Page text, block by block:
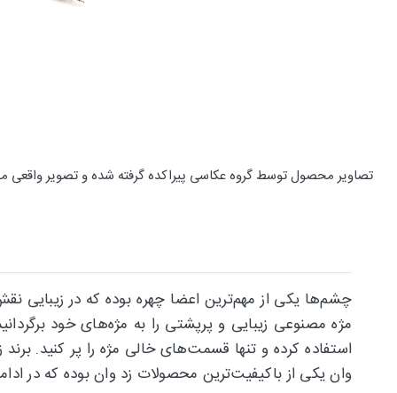
تصاویر محصول توسط گروه عکاسی پیراکده گرفته شده و تصویر
چشم‌ها یکی از مهم‌ترین اعضا چهره بوده که در زیبایی
مژه مصنوعی زیبایی و پرپشتی را به مژه‌های خود
استفاده کرده و تنها قسمت‌های خالی مژه را پر کنید. برند
وان یکی از باکیفیت‌ترین محصولات زد وان بوده که در